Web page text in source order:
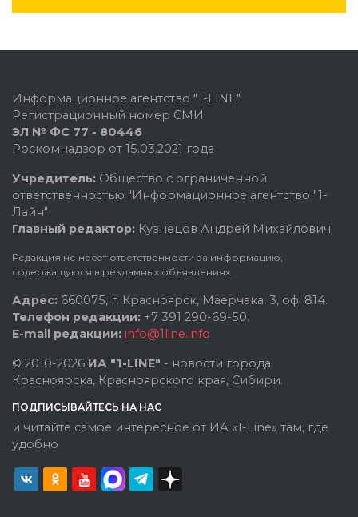
Информационное агентство "1-LINE"
Регистрационный номер СМИ
ЭЛ № ФС 77 - 80446
Роскомнадзор от 15.03.2021 года
Учредитель: Общество с ограниченной
ответственностью "Информационное агентство "1-
Лайн"
Главный редактор: Кузнецов Андрей Михайлович
Редакция не несет ответственности за информацию,
содержащуюся в рекламных объявлениях.
Адрес: 660075, г. Красноярск, Маерчака, 3, оф. 814.
Телефон редакции: +7 391 290-69-50.
E-mail редакции: info@1line.info
© 2010-2026 ИА "1-LINE" - новости города
Красноярска, Красноярского края, Сибири.
ПОДПИСЫВАЙТЕСЬ НА НАС
и читайте самое интересное от ИА «1-Line» там, где
удобно